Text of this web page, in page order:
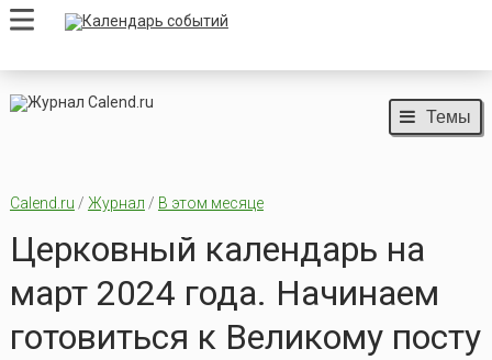
Темы
Calend.ru / Журнал / В этом месяце
Церковный календарь на
март 2024 года. Начинаем
готовиться к Великому посту